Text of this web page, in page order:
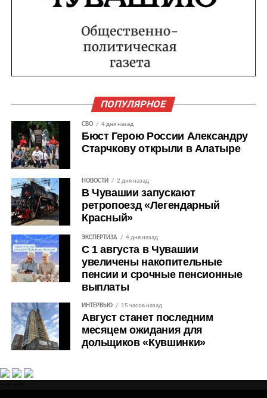
ПОПУЛЯРНОЕ
СВО 4 дня назад
Бюст Герою России Александру
Старчкову открыли в Алатыре
НОВОСТИ 2 дня назад
В Чувашии запускают
ретропоезд «Легендарный
Красный»
ЭКСПЕРТИЗА 4 дня назад
С 1 августа в Чувашии
увеличены накопительные
пенсии и срочные пенсионные
выплаты
ИНТЕРВЬЮ 15 часов назад
Август станет последним
месяцем ожидания для
дольщиков «Кувшинки»